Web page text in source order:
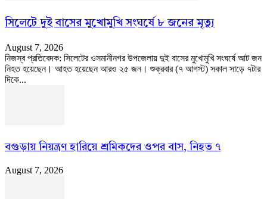
সিলেটে দুই বাসের মুখোমুখি সংঘর্ষে ৮ জনের মৃত্যু
August 7, 2026
নিজস্ব প্রতিবেদক: সিলেটের ওসমানীনগর উপজেলায় দুই বাসের মুখোমুখি সংঘর্ষে আট জন
নিহত হয়েছেন। আহত হয়েছেন আরও ২৫ জন। শুক্রবার (৭ আগস্ট) সকাল সাড়ে ৭টার
দিকে...
বগুড়ায় নিয়ন্ত্রণ হারিয়ে শ্রমিকদের ওপর বাস, নিহত ৭
August 7, 2026